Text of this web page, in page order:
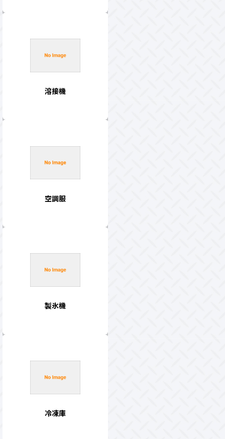
溶接機
空調服
製氷機
冷凍庫